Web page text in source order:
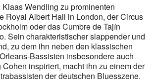
Wendling zu prominenten
Royal Albert Hall in London, der Circus
oder das Cumbre de Tajín
Sein charakteristischer slappender und
zu dem ihn neben den klassischen
Bassisten insbesondere auch
Cohen inspiriert, macht ihn zu einem der
der deutschen Bluesszene.